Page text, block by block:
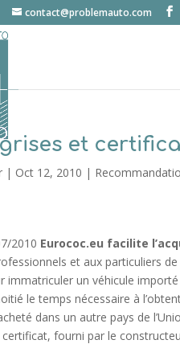
contact@problemauto.com
et
| Oct 12, 2010 |
2010 Eurococ.eu facilite
et aux particuliers
immatriculer un véhicule importé
le temps nécessaire à
dans un autre pays de
certificat, fourni par le